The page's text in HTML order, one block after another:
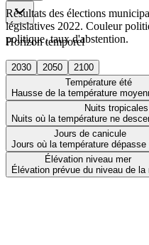
Horizon temporel
2030 2050
2100
Température été
Hausse de la température
Nuits tropicales
Nuits où la température ne
Jours de canicule
Jours où la température dépasse
Élévation niveau mer
Élévation prévue du niveau de la
Résultats des élections
législatives 2022. Couleur
politique, taux d'abstention.